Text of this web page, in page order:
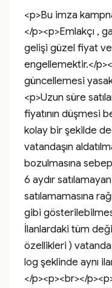
<p>Bu imza
</p><p>Emlakçı ,
gelişi güzel fiyat
engellemektir.</
güncellemesi
<p>Uzun süre
fiyatının düşmesi
kolay bir şekilde
vatandaşın
bozulmasına
6 aydır
satılamamasına
gibi
İlanlardaki tüm
özellikleri )
log şeklinde aynı
</p><p><br></